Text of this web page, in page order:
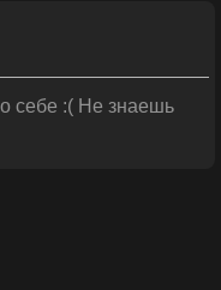
себе :( Не знаешь